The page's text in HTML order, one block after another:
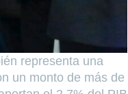
representa una
un monto de más de